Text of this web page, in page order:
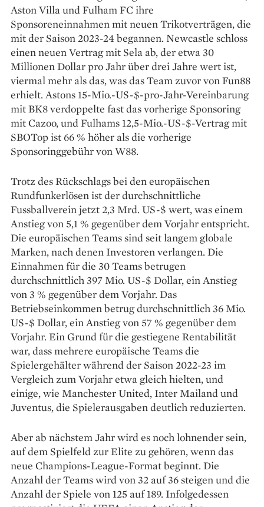
Aston Villa und Fulham FC ihre
Sponsoreneinnahmen mit neuen Trikotverträgen, die
mit der Saison 2023-24 begannen. Newcastle schloss
einen neuen Vertrag mit Sela ab, der etwa 30
Millionen Dollar pro Jahr über drei Jahre wert ist,
viermal mehr als das, was das Team zuvor von Fun88
erhielt. Astons 15-Mio.-US-$-pro-Jahr-Vereinbarung
mit BK8 verdoppelte fast das vorherige Sponsoring
mit Cazoo, und Fulhams 12,5-Mio.-US-$-Vertrag mit
SBOTop ist 66 % höher als die vorherige
Sponsoringgebühr von W88.
Trotz des Rückschlags bei den europäischen
Rundfunkerlösen ist der durchschnittliche
Fussballverein jetzt 2,3 Mrd. US-$ wert, was einem
Anstieg von 5,1 % gegenüber dem Vorjahr entspricht.
Die europäischen Teams sind seit langem globale
Marken, nach denen Investoren verlangen. Die
Einnahmen für die 30 Teams betrugen
durchschnittlich 397 Mio. US-$ Dollar, ein Anstieg
von 3 % gegenüber dem Vorjahr. Das
Betriebseinkommen betrug durchschnittlich 36 Mio.
US-$ Dollar, ein Anstieg von 57 % gegenüber dem
Vorjahr. Ein Grund für die gestiegene Rentabilität
war, dass mehrere europäische Teams die
Spielergehälter während der Saison 2022-23 im
Vergleich zum Vorjahr etwa gleich hielten, und
einige, wie Manchester United, Inter Mailand und
Juventus, die Spielerausgaben deutlich reduzierten.
Aber ab nächstem Jahr wird es noch lohnender sein,
auf dem Spielfeld zur Elite zu gehören, wenn das
neue Champions-League-Format beginnt. Die
Anzahl der Teams wird von 32 auf 36 steigen und die
Anzahl der Spiele von 125 auf 189. Infolgedessen